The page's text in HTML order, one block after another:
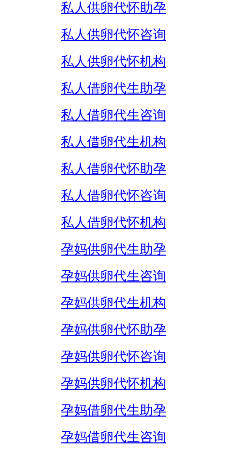
私人供卵代怀助孕
私人供卵代怀咨询
私人供卵代怀机构
私人借卵代生助孕
私人借卵代生咨询
私人借卵代生机构
私人借卵代怀助孕
私人借卵代怀咨询
私人借卵代怀机构
孕妈供卵代生助孕
孕妈供卵代生咨询
孕妈供卵代生机构
孕妈供卵代怀助孕
孕妈供卵代怀咨询
孕妈供卵代怀机构
孕妈借卵代生助孕
孕妈借卵代生咨询